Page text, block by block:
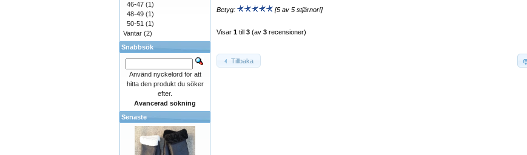
Betyg: [5 av 5 stjärnor!]
Visar 1 till 3 (av 3 recensioner)
Tillbaka
46-47 (1)
48-49 (1)
50-51 (1)
Vantar (2)
Snabbsök
Använd nyckelord för att
hitta den produkt du söker
efter.
Avancerad sökning
Senaste